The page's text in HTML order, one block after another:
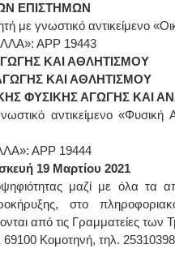
ΕΠΙΣΤΗΜΩΝ
γνωστικό αντικείμενο
ΑΡΡ 19443
ΚΑΙ ΑΘΛΗΤΙΣΜΟΥ
ΚΑΙ ΑΘΛΗΤΙΣΜΟΥ
ΦΥΣΙΚΗΣ ΑΓΩΓΗΣ ΚΑΙ
αντικείμενο
ΑΡΡ 19444
19 Μαρτίου 2021
μαζί με όλα τα
στο
από τις Γραμματείες των
Κομοτηνή, τηλ.